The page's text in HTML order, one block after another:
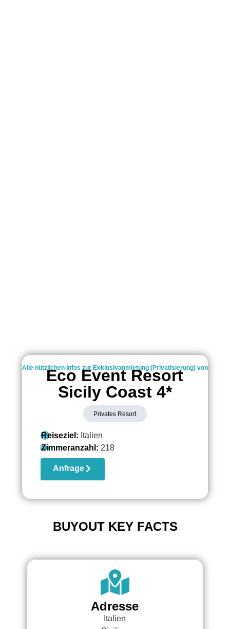
Alle nützlichen Infos zur Exklusivanmietung (Privatisierung) von
Eco Event Resort
Sicily Coast 4*
Privates Resort
Reiseziel: Italien
Zimmeranzahl: 218
Anfrage
BUYOUT KEY FACTS
Adresse
Italien